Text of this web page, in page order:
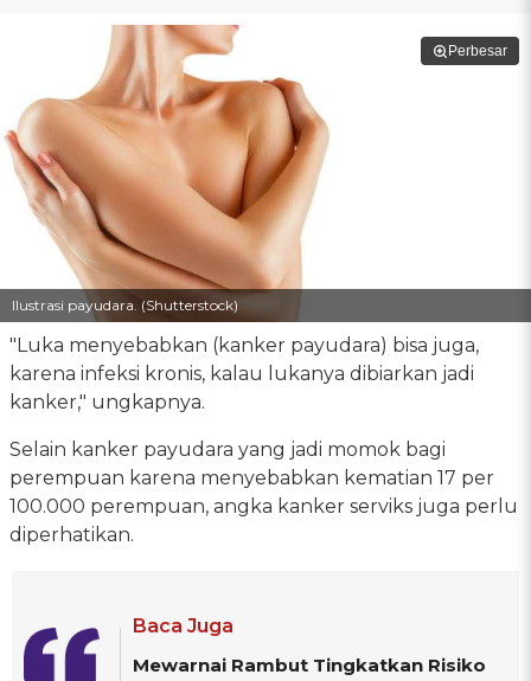
Perbesar
Ilustrasi payudara. (Shutterstock)
"Luka menyebabkan (kanker payudara) bisa juga,
karena infeksi kronis, kalau lukanya dibiarkan jadi
kanker," ungkapnya.
Selain kanker payudara yang jadi momok bagi
perempuan karena menyebabkan kematian 17 per
100.000 perempuan, angka kanker serviks juga perlu
diperhatikan.
Baca Juga
Mewarnai Rambut Tingkatkan Risiko